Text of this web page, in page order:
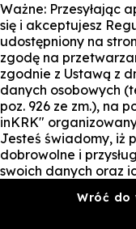
Ważne: Przesyłając
się i akceptujesz
udostępniony na
zgodę na
zgodnie z Ustawą z
danych osobowych
poz. 926 ze zm.), na
inKRK"
Jesteś świadomy, iż
dobrowolne i
swoich danych oraz
Wróć do